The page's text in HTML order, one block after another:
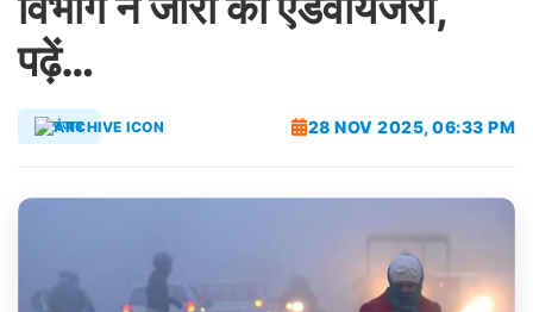
पढ़ें…
पंजाब 28 NOV 2025, 06:33 PM